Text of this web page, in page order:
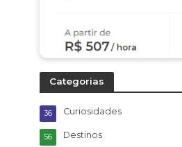
Categorias
Curiosidades
36
Destinos
56